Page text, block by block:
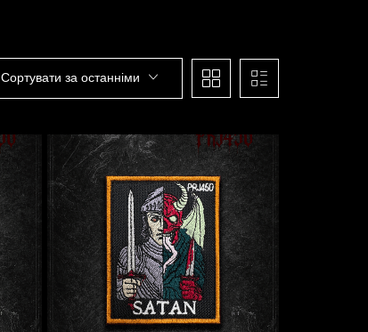
Сортувати за останніми